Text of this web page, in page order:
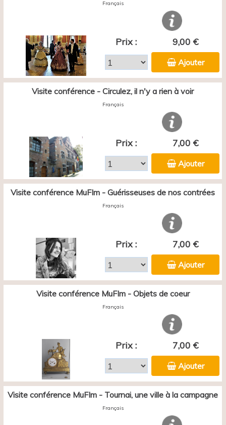
Français
Prix : 9,00 €
Ajouter
Visite conférence - Circulez, il n'y a rien à voir
Français
Prix : 7,00 €
Ajouter
Visite conférence MuFIm - Guérisseuses de nos contrées
Français
Prix : 7,00 €
Ajouter
Visite conférence MuFIm - Objets de coeur
Français
Prix : 7,00 €
Ajouter
Visite conférence MuFIm - Tournai, une ville à la campagne
Français